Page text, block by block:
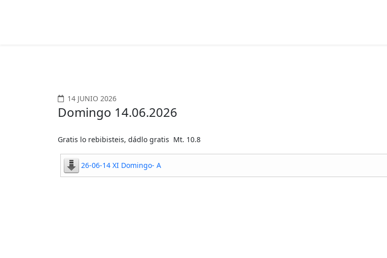
14 JUNIO 2026
Domingo 14.06.2026
Gratis lo rebibisteis, dádlo gratis Mt. 10.8
26-06-14 XI Domingo- A